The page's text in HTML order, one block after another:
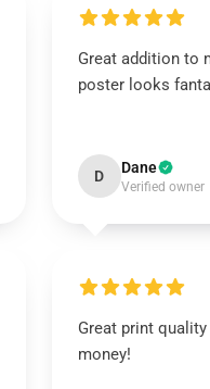
Great addition to
poster looks
D Dane
Verified owner
Great print
money!